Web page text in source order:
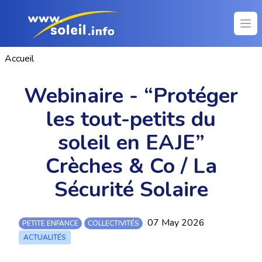
Accueil
Webinaire - “Protéger
les tout-petits du
soleil en EAJE”
Crèches & Co / La
Sécurité Solaire
PETITE ENFANCE COLLECTIVITÉS 07 May 2026
ACTUALITÉS